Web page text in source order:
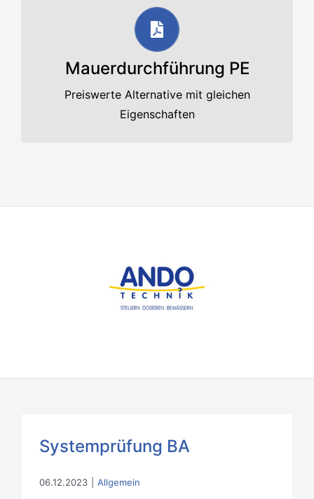
Mauerdurchführung PE
Preiswerte Alternative mit gleichen
Eigenschaften
Unser Angebot
Systemprüfung BA
06.12.2023 Allgemein